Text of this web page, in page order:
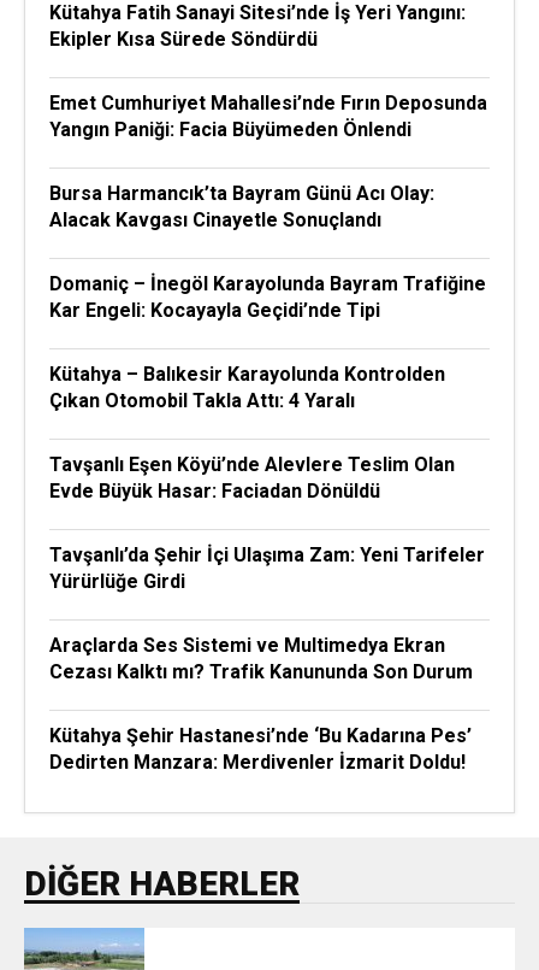
Kütahya Fatih Sanayi Sitesi’nde İş Yeri Yangını:
Ekipler Kısa Sürede Söndürdü
Emet Cumhuriyet Mahallesi’nde Fırın Deposunda
Yangın Paniği: Facia Büyümeden Önlendi
Bursa Harmancık’ta Bayram Günü Acı Olay:
Alacak Kavgası Cinayetle Sonuçlandı
Domaniç – İnegöl Karayolunda Bayram Trafiğine
Kar Engeli: Kocayayla Geçidi’nde Tipi
Kütahya – Balıkesir Karayolunda Kontrolden
Çıkan Otomobil Takla Attı: 4 Yaralı
Tavşanlı Eşen Köyü’nde Alevlere Teslim Olan
Evde Büyük Hasar: Faciadan Dönüldü
Tavşanlı’da Şehir İçi Ulaşıma Zam: Yeni Tarifeler
Yürürlüğe Girdi
Araçlarda Ses Sistemi ve Multimedya Ekran
Cezası Kalktı mı? Trafik Kanununda Son Durum
Kütahya Şehir Hastanesi’nde ‘Bu Kadarına Pes’
Dedirten Manzara: Merdivenler İzmarit Doldu!
DIĞER HABERLER